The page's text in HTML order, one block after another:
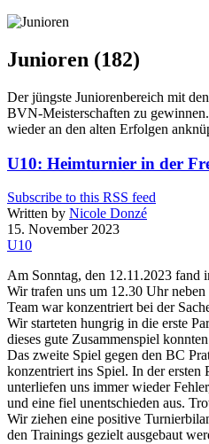
Junioren (182)
Der jüngste Juniorenbereich mit
BVN-Meisterschaften zu
wieder an den alten Erfolgen
U10: Heimturnier in der
Subscribe to this RSS feed
Written by Nicole Donzé
15. November 2023
U10
Am Sonntag, den 12.11.2023 fand
Wir trafen uns um 12.30 Uhr
Team war konzentriert bei der
Wir starteten hungrig in die erste
dieses gute Zusammenspiel
Das zweite Spiel gegen den BC
konzentriert ins Spiel. In der ersten
unterliefen uns immer wieder
und eine fiel unentschieden aus.
Wir ziehen eine positive
den Trainings gezielt ausgebaut